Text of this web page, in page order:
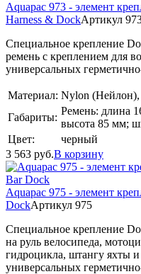
Aquapac 973 - элемент
Harness & DockАртикул
Специальное крепление
ремень с креплением для
универсальных
Материал: Nylon
Габариты:
Ремень: длина
высота 85 мм;
Цвет:
черный
3 563 руб.В корзину
Aquapac 975 - элемент
DockАртикул 975
Специальное крепление
на руль велосипеда,
гидроцикла, штангу яхты
универсальных